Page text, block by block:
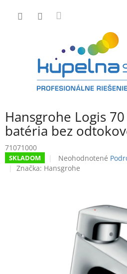
Hansgrohe Logis
batéria bez
71071000
SKLADOM
Priemerné
hodnotenie
hviezdičiek.
Neohodnotené
Značka: Hansgrohe